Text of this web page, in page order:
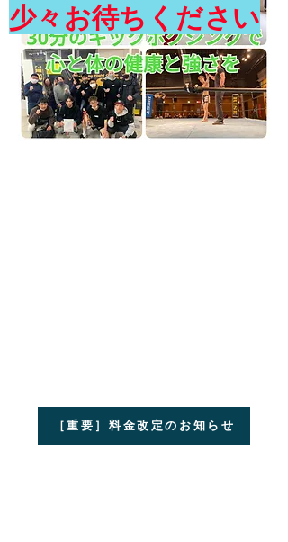
少々お待ちください
［重要］料金改定のお知らせ